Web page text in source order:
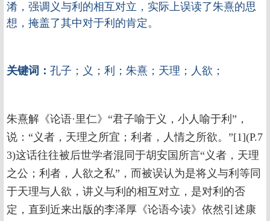
淆，强调义与利的相互对立，实际上误读了朱熹的思
想，掩盖了其中对于利的肯定。
关键词： 孔子；义；利；朱熹；天理；人欲；
朱熹解《论语·里仁》“君子喻于义，小人喻于利”，
说：“义者，天理之所宜；利者，人情之所欲。”[1](P.7
3)这话往往被后世学者混同于胡安国所言“义者，天理
之公；利者，人欲之私”，而被误认为是将义与利等同
于天理与人欲，讲义与利的相互对立，是对利的否
定，直到近来出版的李泽厚《论语今读》依然引述康